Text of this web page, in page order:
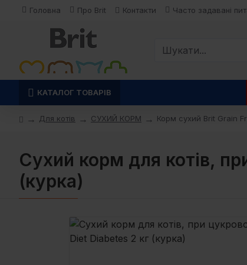
Головна Про Brit Контакти Часто задавані
КАТАЛОГ ТОВАРІВ
Для котів СУХИЙ КОРМ Корм сухий Brit Grain
Сухий корм для котів,
(курка)